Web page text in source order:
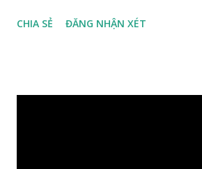
(Fabaceae). Là cây nguyên sản ở vùng
CHIA SẺ ĐĂNG NHẬN XÉT